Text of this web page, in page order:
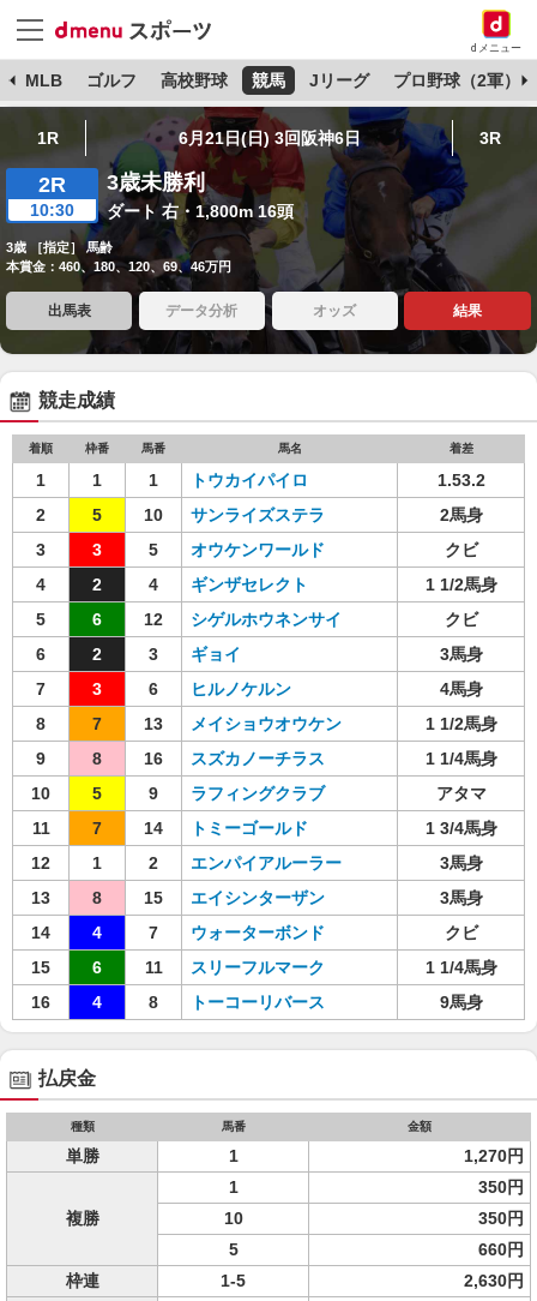
dメニュー
MLB ゴルフ 高校野球 競馬 Jリーグ プロ野球（2軍）
1R 6月21日(日) 3回阪神6日 3R
2R
10:30
3歳未勝利
ダート 右・1,800m 16頭
3歳 ［指定］ 馬齢
本賞金：460、180、120、69、46万円
出馬表 データ分析 オッズ 結果
競走成績
着順 枠番 馬番 馬名 着差
1 1 1 トウカイパイロ
1.53.2
2
5 10 サンライズステラ
2馬身
3
3 5 オウケンワールド
クビ
4
2 4 ギンザセレクト
1 1/2馬身
5
6 12 シゲルホウネンサイ
クビ
6
2 3 ギョイ
3馬身
7
3 6 ヒルノケルン
4馬身
8
7 13 メイショウオウケン
1 1/2馬身
9
8 16 スズカノーチラス
1 1/4馬身
10
5 9 ラフィングクラブ
アタマ
11
7 14 トミーゴールド
1 3/4馬身
12
1 2 エンパイアルーラー
3馬身
13
8 15 エイシンターザン
3馬身
14
4 7 ウォーターボンド
クビ
15
6 11 スリーフルマーク
1 1/4馬身
16
4 8 トーコーリバース 9馬身
払戻金
種類 馬番 金額
単勝 1 1,270円
複勝
1
350円
10
350円
5
660円
枠連
1-5
2,630円